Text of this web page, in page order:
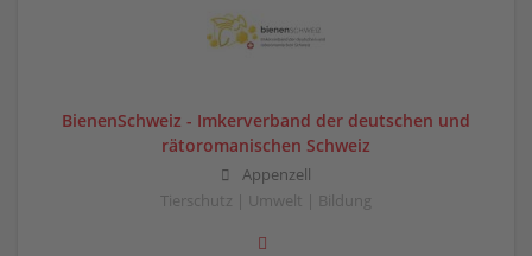
BienenSchweiz - Imkerverband der deutschen und
rätoromanischen Schweiz
Appenzell
Tierschutz | Umwelt | Bildung